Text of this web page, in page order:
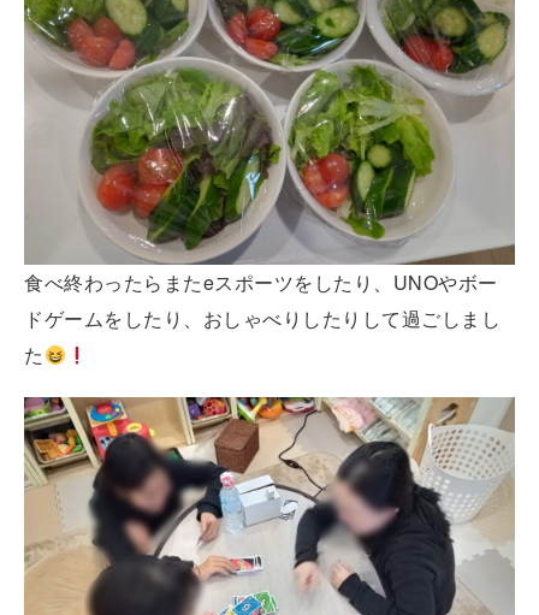
食べ終わったらまたeスポーツをしたり、UNOやボー
ドゲームをしたり、おしゃべりしたりして過ごしまし
た